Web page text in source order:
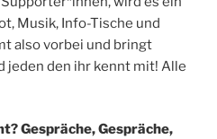
Musik, Info-Tische und
also vorbei und bringt
jeden den ihr kennt mit! Alle
Gespräche, Gespräche,